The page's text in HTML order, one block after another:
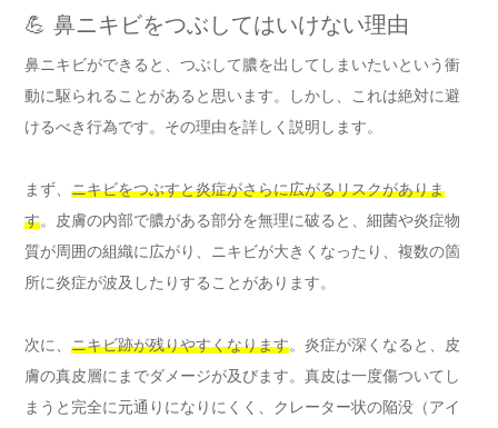
💪 鼻ニキビをつぶしてはいけない理由
鼻ニキビができると、つぶして膿を出してしまいたいという衝
動に駆られることがあると思います。しかし、これは絶対に避
けるべき行為です。その理由を詳しく説明します。
まず、 ニキビをつぶすと炎症がさらに広がるリスクがありま
す。皮膚の内部で膿がある部分を無理に破ると、細菌や炎症物
質が周囲の組織に広がり、ニキビが大きくなったり、複数の箇
所に炎症が波及したりすることがあります。
次に、 ニキビ跡が残りやすくなります。炎症が深くなると、皮
膚の真皮層にまでダメージが及びます。真皮は一度傷ついてし
まうと完全に元通りになりにくく、クレーター状の陥没（アイ